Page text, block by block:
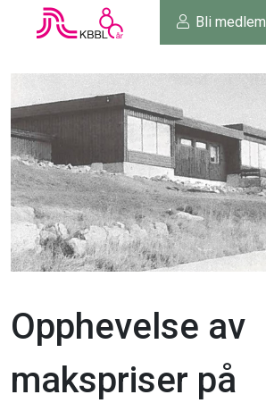
Bli medlem
Opphevelse av
makspriser på